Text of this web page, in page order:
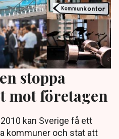
stoppa
mot företagen
kan Sverige få ett
kommuner och stat att